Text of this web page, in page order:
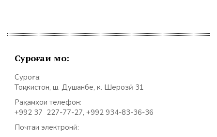
Суроғаи мо:
Суроға:
Тоҷикистон, ш. Душанбе, к. Шерозӣ 31
Рақамҳои телефон:
+992 37 227-77-27, +992 934-83-36-36
Почтаи электронӣ: